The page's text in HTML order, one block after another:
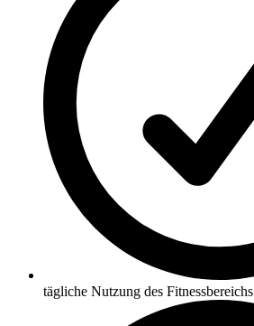
tägliche Nutzung des Fitnessbereichs